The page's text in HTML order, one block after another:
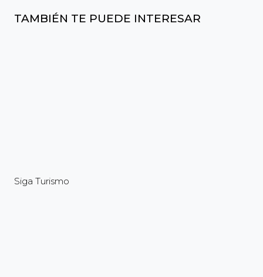
TAMBIÉN TE PUEDE INTERESAR
Siga Turismo